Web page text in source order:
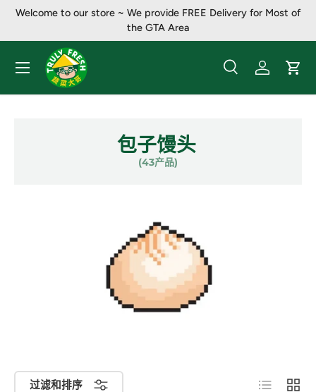
Welcome to our store ~ We provide FREE Delivery for Most of
the GTA Area
搜索
产品类别
搜索 登录 大车
菜单
包子馒头
(43产品)
过滤和排序 列表 网格